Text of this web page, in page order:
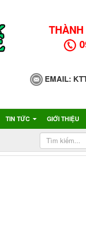
EMAIL:
TIN TỨC GIỚI THIỆU